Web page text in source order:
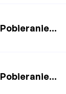
Pobieranie...
Pobieranie...